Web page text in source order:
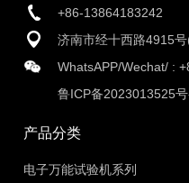
+86-13864183242
济南市经十西路4915号
WhatsAPP/Wechat/ :
鲁ICP备2023013525号
产品分类
电子万能试验机系列